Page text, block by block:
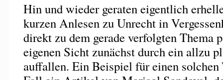
Hin und wieder geraten eigentlich
kurzen Anlesen zu Unrecht in
direkt zu dem gerade verfolgten Thema
eigenen Sicht zunächst durch ein allzu
auffallen. Ein Beispiel für einen